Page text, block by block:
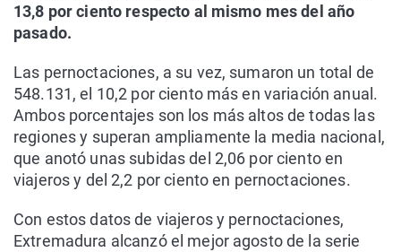
13,8 por ciento respecto al mismo mes del año
pasado.
Las pernoctaciones, a su vez, sumaron un total de
548.131, el 10,2 por ciento más en variación anual.
Ambos porcentajes son los más altos de todas las
regiones y superan ampliamente la media nacional,
que anotó unas subidas del 2,06 por ciento en
viajeros y del 2,2 por ciento en pernoctaciones.
Con estos datos de viajeros y pernoctaciones,
Extremadura alcanzó el mejor agosto de la serie